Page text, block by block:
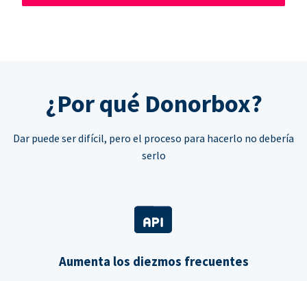
¿Por qué Donorbox?
Dar puede ser difícil, pero el proceso para hacerlo no debería
serlo
Aumenta los diezmos frecuentes